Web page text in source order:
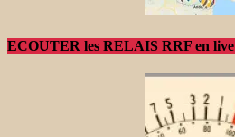
ECOUTER les RELAIS RRF en live